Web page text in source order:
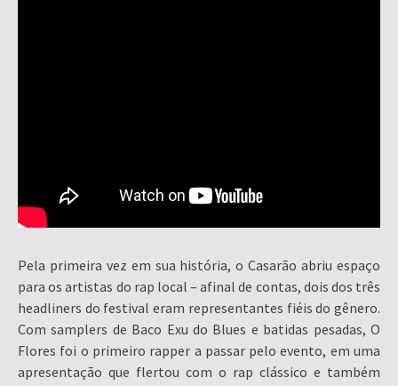
Pela primeira vez em sua história, o Casarão abriu espaço
para os artistas do rap local – afinal de contas, dois dos três
headliners do festival eram representantes fiéis do gênero.
Com samplers de Baco Exu do Blues e batidas pesadas, O
Flores foi o primeiro rapper a passar pelo evento, em uma
apresentação que flertou com o rap clássico e também